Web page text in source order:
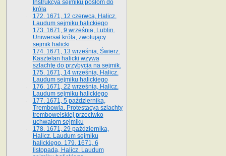
Instrukcya sejmiku posłom do
króla
172. 1671, 12 czerwca, Halicz.
Laudum sejmiku halickiego
173. 1671, 9 września, Lublin.
Uniwersał króla, zwołujący
sejmik halicki
174. 1671, 13 września, Świerz.
Kasztelan halicki wzywa
szlachtę do przybycia na sejmik.
175. 1671, 14 września, Halicz.
Laudum sejmiku halickiego
176. 1671, 22 września, Halicz.
Laudum sejmiku halickiego
177. 1671, 5 października,
Trembowla. Protestacya szlachty
trembowelskiej przeciwko
uchwałom sejmiku
178. 1671, 29 października,
Halicz. Laudum sejmiku
halickiego. 179. 1671, 6
listopada, Halicz. Laudum